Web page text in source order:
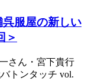
呉服屋の新しい
＞
さん・宮下貴行
トンタッチ vol.